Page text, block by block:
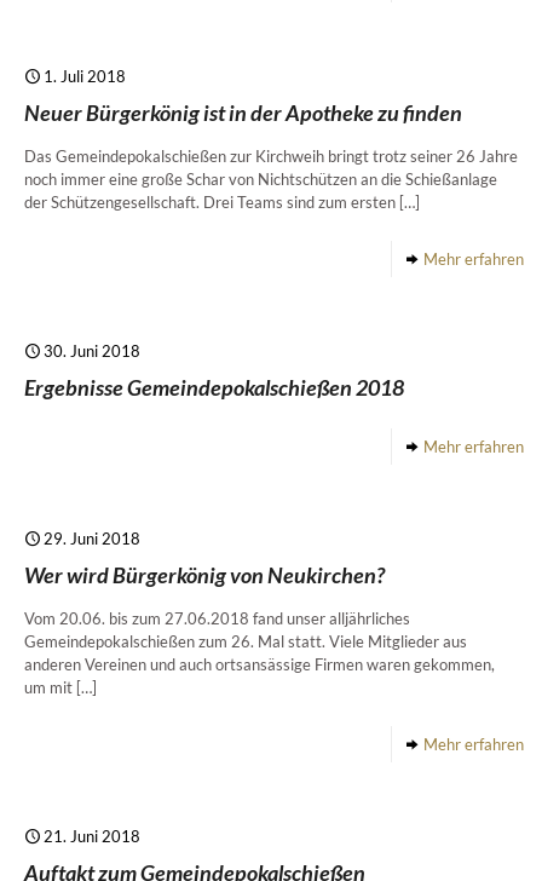
1. Juli 2018
Neuer Bürgerkönig ist in der Apotheke zu finden
Das Gemeindepokalschießen zur Kirchweih bringt trotz seiner 26 Jahre
noch immer eine große Schar von Nichtschützen an die Schießanlage
der Schützengesellschaft. Drei Teams sind zum ersten […]
Mehr erfahren
30. Juni 2018
Ergebnisse Gemeindepokalschießen 2018
Mehr erfahren
29. Juni 2018
Wer wird Bürgerkönig von Neukirchen?
Vom 20.06. bis zum 27.06.2018 fand unser alljährliches
Gemeindepokalschießen zum 26. Mal statt. Viele Mitglieder aus
anderen Vereinen und auch ortsansässige Firmen waren gekommen,
um mit […]
Mehr erfahren
21. Juni 2018
Auftakt zum Gemeindepokalschießen